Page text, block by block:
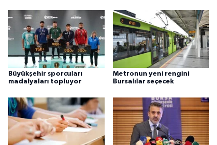
Büyükşehir sporcuları
madalyaları topluyor
Metronun yeni rengini
Bursalılar seçecek